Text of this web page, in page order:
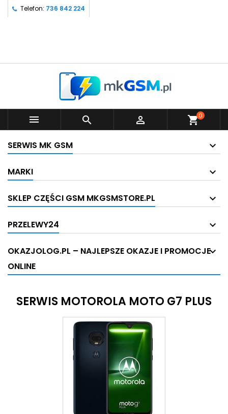
Telefon: 736 842 224
   shopping_cart0
SERWIS MK GSM
MARKI
SKLEP CZĘŚCI GSM MKGSMSTORE.PL
PRZELEWY24
OKAZJOLOG.PL – NAJLEPSZE OKAZJE I PROMOCJE
ONLINE
SERWIS MOTOROLA MOTO G7 PLUS